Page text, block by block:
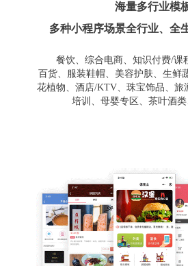
海量多行业模
多种小程序场景全行业、全
餐饮、综合电商、知识付费/课
百货、服装鞋帽、美容护肤、生鲜
花植物、酒店/KTV、珠宝饰品、旅
培训、母婴专区、茶叶酒